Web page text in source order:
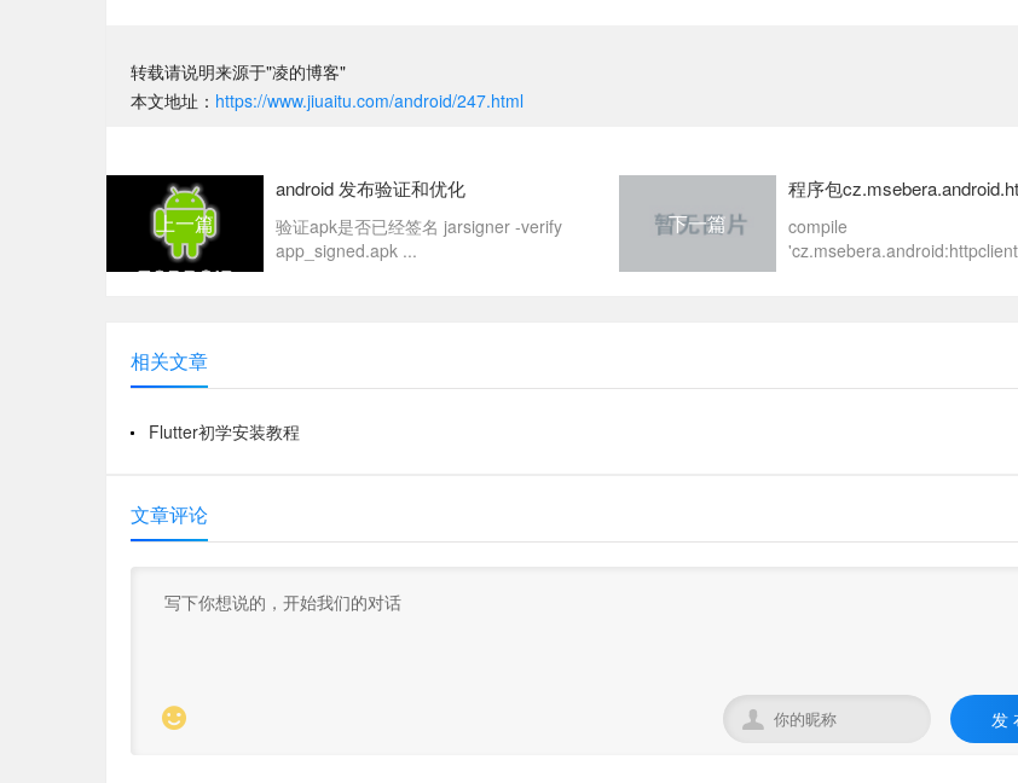
转载请说明来源于"凌的博客"
本文地址： https://www.jiuaitu.com/android/247.html
上一篇
android 发布验证和优化
验证apk是否已经签名 jarsigner -verify
app_signed.apk ...
下一篇
compile
相关文章
Flutter初学安装教程
文章评论
 发
